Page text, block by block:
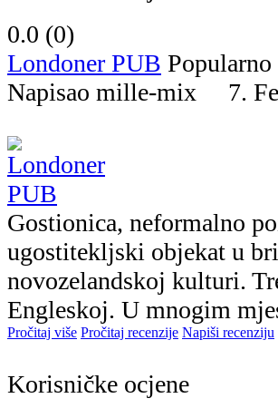
0.0 (0)
Londoner PUB Popularno
Napisao mille-mix 7.
Gostionica, neformalno
ugostitekljski objekat u
novozelandskoj kulturi.
Engleskoj. U mnogim
Pročitaj više Pročitaj recenzije Napiši recenziju
Korisničke ocjene